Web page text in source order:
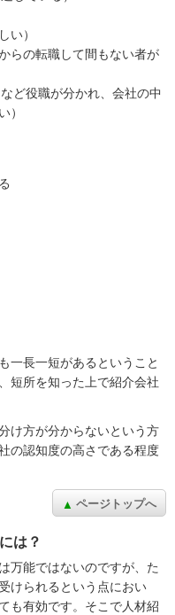
い）
らの転職して間もない者が
ど役職が分かれ、会社の中
）
一長一短があるということ
短所を知った上で紹介会社
け方が分からないという方
の認知度の高さである程度
ページトップへ
は？
万能ではないのですが、た
けられるという点におい
も有効です。そこで人材紹